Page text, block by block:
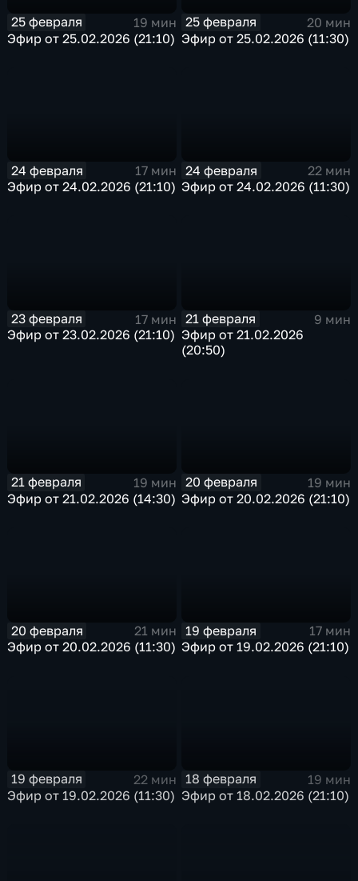
25 февраля
19 мин
Эфир от 25.02.2026 (21:10)
25 февраля
20 мин
Эфир от 25.02.2026 (11:30)
24 февраля
17 мин
Эфир от 24.02.2026 (21:10)
24 февраля
22 мин
Эфир от 24.02.2026 (11:30)
23 февраля
17 мин
Эфир от 23.02.2026 (21:10)
21 февраля
9 мин
Эфир от 21.02.2026
(20:50)
21 февраля
19 мин
Эфир от 21.02.2026 (14:30)
20 февраля
19 мин
Эфир от 20.02.2026 (21:10)
20 февраля
21 мин
Эфир от 20.02.2026 (11:30)
19 февраля
17 мин
Эфир от 19.02.2026 (21:10)
19 февраля
22 мин
Эфир от 19.02.2026 (11:30)
18 февраля
19 мин
Эфир от 18.02.2026 (21:10)